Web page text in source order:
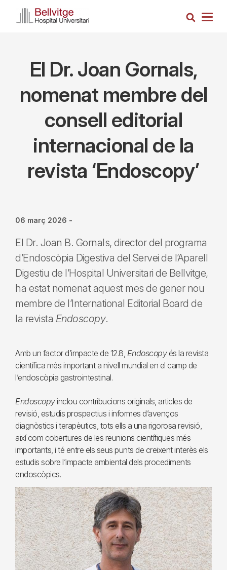
Cerca
El Dr. Joan Gornals,
nomenat membre del
consell editorial
internacional de la
revista ‘Endoscopy’
06 març 2026 -
El Dr. Joan B. Gornals, director del programa
d’Endoscòpia Digestiva del Servei de l’Aparell
Digestiu de l’Hospital Universitari de Bellvitge,
ha estat nomenat aquest mes de gener nou
membre de l’International Editorial Board de
la revista Endoscopy.
Amb un factor d’impacte de 12.8, Endoscopyés la revista
científica més important a nivell mundial en el camp de
l’endoscòpia gastrointestinal.
Endoscopyinclou contribucions originals, articles de
revisió, estudis prospectius i informes d’avenços
diagnòstics i terapèutics, tots ells a una rigorosa revisió,
així com cobertures de les reunions científiques més
importants, i té entre els seus punts de creixent interès els
estudis sobre l’impacte ambiental dels procediments
endoscòpics.